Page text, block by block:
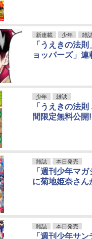
新連載 少年 雑
「うえきの法
ョッパーズ」連
少年 雑誌
「うえきの法
間限定無料公開
雑誌 本日発売
「週刊少年マ
に菊地姫奈さん
雑誌 本日発売
「週刊少年サ